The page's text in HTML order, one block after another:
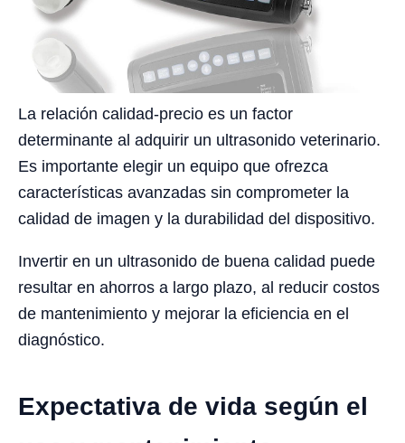
La relación calidad-precio es un factor
determinante al adquirir un ultrasonido veterinario.
Es importante elegir un equipo que ofrezca
características avanzadas sin comprometer la
calidad de imagen y la durabilidad del dispositivo.
Invertir en un ultrasonido de buena calidad puede
resultar en ahorros a largo plazo, al reducir costos
de mantenimiento y mejorar la eficiencia en el
diagnóstico.
Expectativa de vida según el